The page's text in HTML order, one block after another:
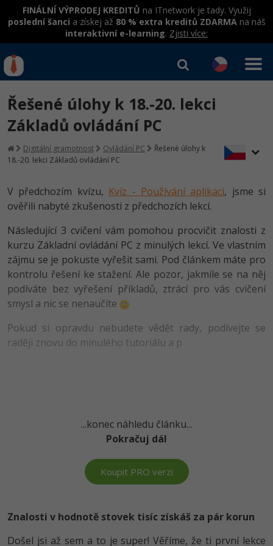
FINÁLNÍ VÝPRODEJ KREDITŮ na ITnetwork je tady. Využij
poslední šanci a získej až 80 % extra kreditů ZDARMAna náš
interaktivní e-learning. Zjisti více:
IT kurzy
Rekvalifikace a kurzy
hrazené úřadem práce
Workshopy zdarma
Datová analýza v praxi
Školení
Základy programování
Objektové programování - OOP
Umělá inteligence
HTML5, CSS3, Bootstrap, SEO
SQL a databáze
ASP.NET MVC
Best practices
C# .NET
Java
JavaScript
MySQL/MariaDB
MS-SQL
IT e-learning
Kurzy IT profesí
Junior programátor
Programátor WWW aplikací
Senior programátor
Front-end developer
Vývojář mobilních aplikací
Specialista na AI a bigdata
C# Game developer
Systémový administrátor
3D grafik
Projektový manažer
Databázový analytik
Jak začít?
Java
C#.NET -80%
Python -80%
-80%
PHP -80%
Kotlin -80%
VB.NET
SQL
Návrh SW -80%
Kurzy e-commerce
Testování softwaru
Datová analýza
Digitální gramotnost
-30%
WordPress
Business
Kryptoměny
Copywriting -30%
MS Office -80%
Přihlásit se| Registrovat
Řešené úlohy k 18.-20. lekci
Základů ovládání PC
Digitální gramotnost Ovládání PC
Řešené úlohy k
18.-20. lekci Základů ovládání PC
V předchozím kvízu, Kvíz - Používání aplikací, jsme si
ověřili nabyté zkušenosti z předchozích lekcí.
Následující 3 cvičení vám pomohou procvičit znalosti z
kurzu Základní ovládání PC z minulých lekcí. Ve vlastním
zájmu se je pokuste vyřešit sami. Pod článkem máte pro
kontrolu řešení ke stažení. Ale pozor, jakmile se na něj
podíváte bez vyřešení příkladů, ztrácí pro vás cvičení
smysl a nic se nenaučíte
Pokud si opravdu nebudete vědět rady, podívejte se
raději znovu do minulého tutoriálu a p
...konec náhledu článku...
Pokračuj dál
Koupit PRO verzi
Znalosti v hodnotě stovek tisíc získáš za pár korun
Došel jsi až sem a to je super! Věříme, že ti první lekce